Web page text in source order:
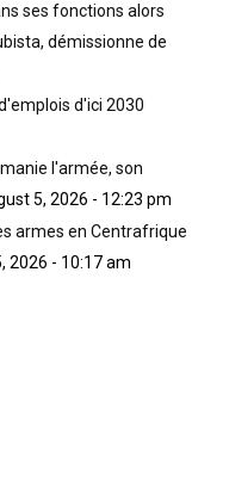
ses fonctions alors
démissionne de
d'ici 2030
l'armée, son
5, 2026 - 12:23 pm
armes en Centrafrique
2026 - 10:17 am